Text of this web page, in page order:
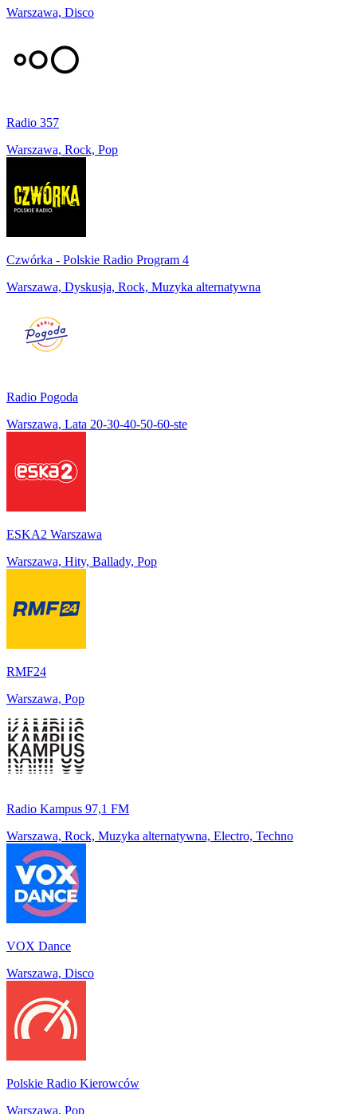
Warszawa, Disco
Radio 357
Warszawa, Rock, Pop
Czwórka - Polskie Radio Program 4
Warszawa, Dyskusja, Rock, Muzyka alternatywna
Radio Pogoda
Warszawa, Lata 20-30-40-50-60-ste
ESKA2 Warszawa
Warszawa, Hity, Ballady, Pop
RMF24
Warszawa, Pop
Radio Kampus 97,1 FM
Warszawa, Rock, Muzyka alternatywna, Electro, Techno
VOX Dance
Warszawa, Disco
Polskie Radio Kierowców
Warszawa, Pop